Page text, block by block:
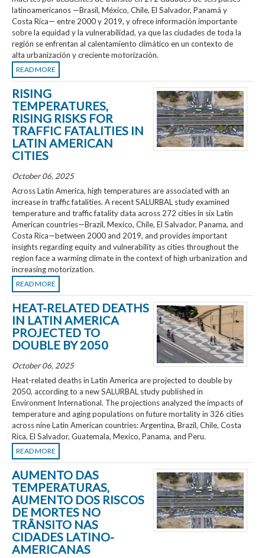
latinoamericanos —Brasil, México, Chile, El Salvador, Panamá y
Costa Rica— entre 2000 y 2019, y ofrece información importante
sobre la equidad y la vulnerabilidad, ya que las ciudades de toda la
región se enfrentan al calentamiento climático en un contexto de
alta urbanización y creciente motorización.
READ MORE
RISING
TEMPERATURES,
RISING RISKS FOR
TRAFFIC FATALITIES IN
LATIN AMERICAN
CITIES
October 06, 2025
Across Latin America, high temperatures are associated with an
increase in traffic fatalities. A recent SALURBAL study examined
temperature and traffic fatality data across 272 cities in six Latin
American countries—Brazil, Mexico, Chile, El Salvador, Panama, and
Costa Rica—between 2000 and 2019, and provides important
insights regarding equity and vulnerability as cities throughout the
region face a warming climate in the context of high urbanization and
increasing motorization.
READ MORE
HEAT-RELATED DEATHS
IN LATIN AMERICA
PROJECTED TO
DOUBLE BY 2050
October 06, 2025
Heat-related deaths in Latin America are projected to double by
2050, according to a new SALURBAL study published in
Environment International. The projections analyzed the impacts of
temperature and aging populations on future mortality in 326 cities
across nine Latin American countries: Argentina, Brazil, Chile, Costa
Rica, El Salvador, Guatemala, Mexico, Panama, and Peru.
READ MORE
AUMENTO DAS
TEMPERATURAS,
AUMENTO DOS RISCOS
DE MORTES NO
TRÂNSITO NAS
CIDADES LATINO-
AMERICANAS